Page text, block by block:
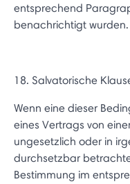
entsprechend
benachrichtigt wurden.
18. Salvatorische
Wenn eine dieser
eines Vertrags von
ungesetzlich oder in
durchsetzbar
Bestimmung im